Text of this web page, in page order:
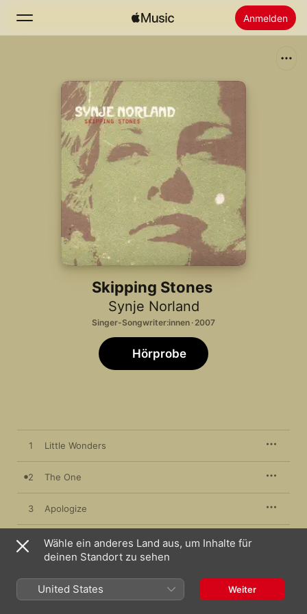
Anmelden
Startseite
Apple Music installieren
Skipping Stones
Synje Norland
Singer-Songwriter:innen · 2007
Hörprobe
1 Little Wonders
2 The One
3 Apologize
4 The Lonesome Side
6 Dreaming of You
Wähle ein anderes Land aus, um Inhalte für
deinen Standort zu sehen
United States Weiter